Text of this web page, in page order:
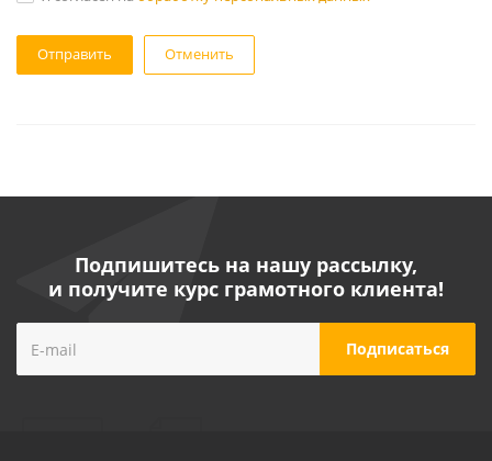
Отменить
Подпишитесь на нашу рассылку,
и получите курс грамотного клиента!